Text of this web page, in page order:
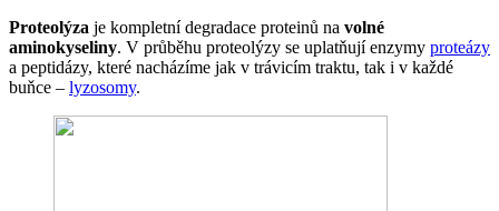
Proteolýza je kompletní degradace proteinů na volné
aminokyseliny. V průběhu proteolýzy se uplatňují enzymy proteázy
a peptidázy, které nacházíme jak v trávicím traktu, tak i v každé
buňce – lyzosomy.